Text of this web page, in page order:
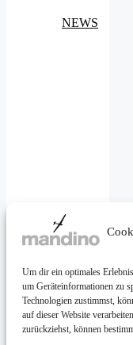
Um dir ein optimales
um Geräteinformationen zu
Technologien zustimmst,
auf dieser Website
zurückziehst, können
NEWS
Mail